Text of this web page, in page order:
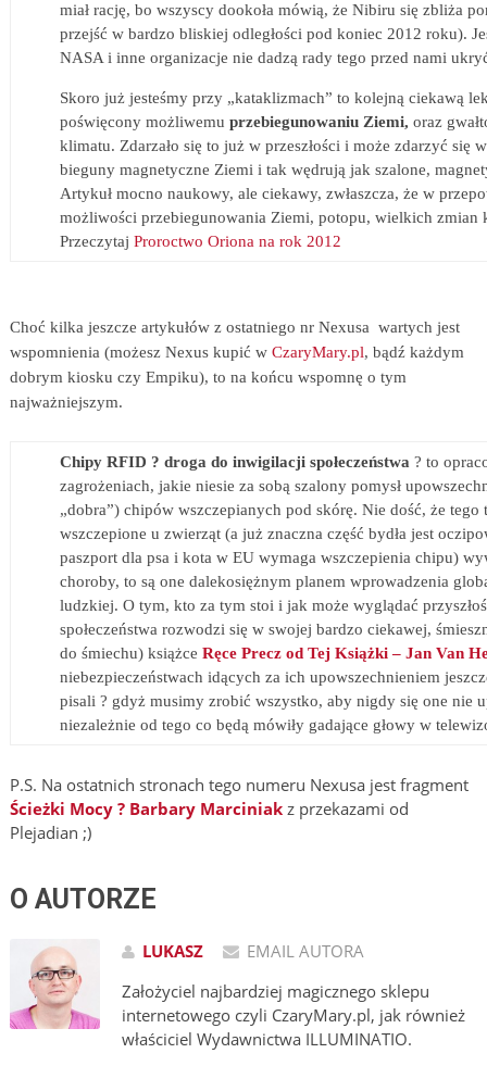
miał rację, bo wszyscy dookoła mówią, że Nibiru się zbliża
przejść w bardzo bliskiej odległości pod koniec 2012 roku).
NASA i inne organizacje nie dadzą rady tego przed nami
Skoro już jesteśmy przy „kataklizmach” to kolejną ciekawą
poświęcony możliwemu przebiegunowaniu Ziemi, oraz
klimatu. Zdarzało się to już w przeszłości i może zdarzyć się
bieguny magnetyczne Ziemi i tak wędrują jak szalone,
Artykuł mocno naukowy, ale ciekawy, zwłaszcza, że w
możliwości przebiegunowania Ziemi, potopu, wielkich zmian
Przeczytaj Proroctwo Oriona na rok 2012
Choć kilka jeszcze artykułów z ostatniego nr Nexusa wartych jest
wspomnienia (możesz Nexus kupić w CzaryMary.pl, bądź każdym
dobrym kiosku czy Empiku), to na końcu wspomnę o tym
najważniejszym.
Chipy RFID ? droga do inwigilacji społeczeństwa ? to
zagrożeniach, jakie niesie za sobą szalony pomysł
„dobra”) chipów wszczepianych pod skórę. Nie dość, że tego
wszczepione u zwierząt (a już znaczna część bydła jest
paszport dla psa i kota w EU wymaga wszczepienia chipu)
choroby, to są one dalekosiężnym planem wprowadzenia
ludzkiej. O tym, kto za tym stoi i jak może wyglądać
społeczeństwa rozwodzi się w swojej bardzo ciekawej,
do śmiechu) książce Ręce Precz od Tej Książki– Jan Van
niebezpieczeństwach idących za ich upowszechnieniem
pisali ? gdyż musimy zrobić wszystko, aby nigdy się one nie
niezależnie od tego co będą mówiły gadające głowy w
P.S. Na ostatnich stronach tego numeru Nexusa jest fragment
Ścieżki Mocy ? Barbary Marciniakz przekazami od
Plejadian ;)
O AUTORZE
LUKASZ
EMAIL AUTORA
Założyciel najbardziej magicznego sklepu
internetowego czyli CzaryMary.pl, jak również
właściciel Wydawnictwa ILLUMINATIO.